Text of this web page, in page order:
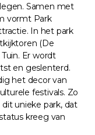
Samen met
vormt Park
In het park
(De
Er wordt
en geslenterd.
het decor van
festivals. Zo
unieke park, dat
kreeg van